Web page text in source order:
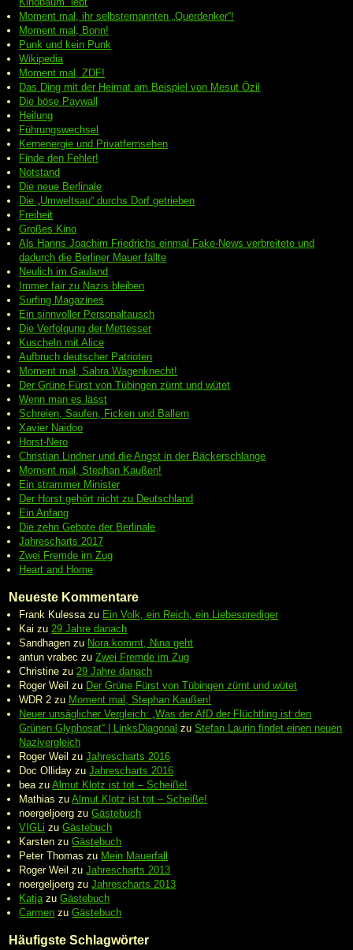
Moment mal, ihr selbsternannten „Querdenker“!
Moment mal, Bonn!
Punk und kein Punk
Wikipedia
Moment mal, ZDF!
Das Ding mit der Heimat am Beispiel von Mesut Özil
Die böse Paywall
Heilung
Führungswechsel
Kernenergie und Privatfernsehen
Finde den Fehler!
Notstand
Die neue Berlinale
Die „Umweltsau“ durchs Dorf getrieben
Freiheit
Großes Kino
Als Hanns Joachim Friedrichs einmal Fake-News verbreitete und
dadurch die Berliner Mauer fällte
Neulich im Gauland
Immer fair zu Nazis bleiben
Surfing Magazines
Ein sinnvoller Personaltausch
Die Verfolgung der Mettesser
Kuscheln mit Alice
Aufbruch deutscher Patrioten
Moment mal, Sahra Wagenknecht!
Der Grüne Fürst von Tübingen zürnt und wütet
Wenn man es lässt
Schreien, Saufen, Ficken und Ballern
Xavier Naidoo
Horst-Nero
Christian Lindner und die Angst in der Bäckerschlange
Moment mal, Stephan Kaußen!
Ein strammer Minister
Der Horst gehört nicht zu Deutschland
Ein Anfang
Die zehn Gebote der Berlinale
Jahrescharts 2017
Zwei Fremde im Zug
Heart and Home
Neueste Kommentare
Frank Kulessa zu Ein Volk, ein Reich, ein Liebesprediger
Kai zu 29 Jahre danach
Sandhagen zu Nora kommt, Nina geht
antun vrabec zuZwei Fremde im Zug
Christine zu 29 Jahre danach
Roger Weil zu Der Grüne Fürst von Tübingen zürnt und wütet
WDR 2 zu Moment mal, Stephan Kaußen!
Neuer unsäglicher Vergleich: „Was der AfD der Flüchtling ist den
Grünen Glyphosat“ | LinksDiagonal zuStefan Laurin findet einen neuen
Nazivergleich
Roger Weil zuJahrescharts 2016
Doc Olliday zuJahrescharts 2016
bea zuAlmut Klotz ist tot – Scheiße!
Mathias zuAlmut Klotz ist tot – Scheiße!
noergeljoerg zuGästebuch
VIGLi zuGästebuch
Karsten zuGästebuch
Peter Thomas zu Mein Mauerfall
Roger Weil zuJahrescharts 2013
noergeljoerg zuJahrescharts 2013
Katja zuGästebuch
Carmen zuGästebuch
Häufigste Schlagwörter